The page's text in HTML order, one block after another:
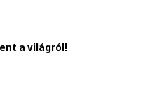
a világról!